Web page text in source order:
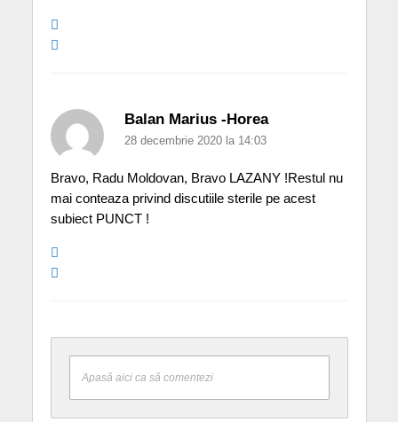
Balan Marius -Horea
28 decembrie 2020 la 14:03
Bravo, Radu Moldovan, Bravo LAZANY !Restul nu
mai conteaza privind discutiile sterile pe acest
subiect PUNCT !
Apasă aici ca să comentezi